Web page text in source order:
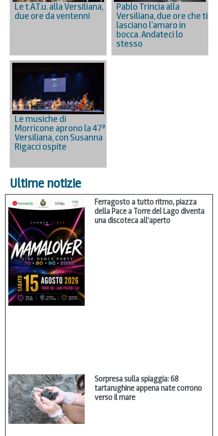
Le t.A.T.u. alla Versiliana,
due ore da ventenni
Pablo Trincia alla
Versiliana, due ore che ti
lasciano l’amaro in
bocca. Andateci lo
stesso
Le musiche di
Morricone aprono la 47ª
Versiliana, con Susanna
Rigacci ospite
Ultime notizie
Ferragosto a tutto ritmo, piazza
della Pace a Torre del Lago diventa
una discoteca all’aperto
Sorpresa sulla spiaggia: 68
tartarughine appena nate corrono
verso il mare